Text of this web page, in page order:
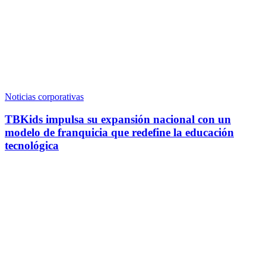
Noticias corporativas
TBKids impulsa su expansión nacional con un
modelo de franquicia que redefine la educación
tecnológica